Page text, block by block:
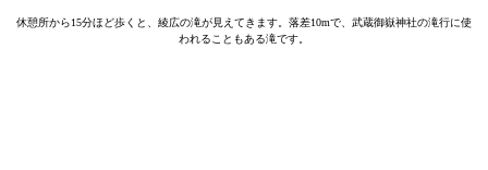
休憩所から15分ほど歩くと、綾広の滝が見えてきます。落差10mで、武蔵御嶽神社の滝行に使
われることもある滝です。